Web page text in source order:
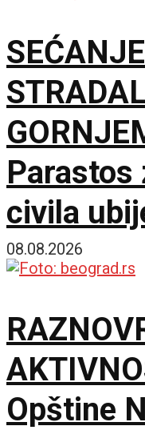
Parastos
civila
godinu
08.08.2026
Opštine